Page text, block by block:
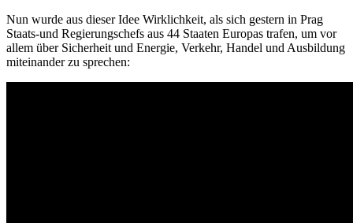
Nun wurde aus dieser Idee Wirklichkeit, als sich gestern in Prag
Staats-und Regierungschefs aus 44 Staaten Europas trafen, um vor
allem über Sicherheit und Energie, Verkehr, Handel und Ausbildung
miteinander zu sprechen: